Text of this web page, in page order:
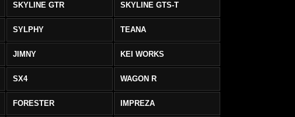
SKYLINE GTR SKYLINE GTS-T
SYLPHY TEANA
JIMNY KEI WORKS
SX4 WAGON R
FORESTER IMPREZA